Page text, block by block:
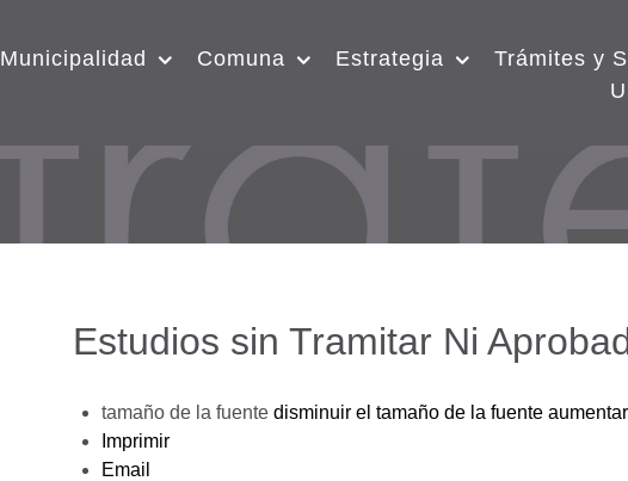
Municipalidad Comuna Estrategia
Trámites y
Estudios sin Tramitar Ni
tamaño de la fuente disminuir el tamaño de la fuente
Imprimir
Email